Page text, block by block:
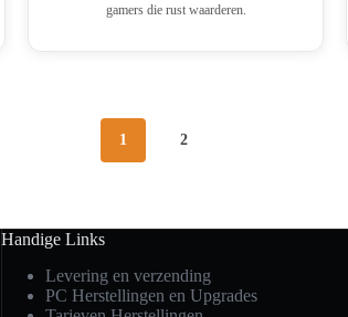
gamers die rust waarderen.
1 2
Handige Links
Levering en verzending
PC Herstellingen en Upgrades